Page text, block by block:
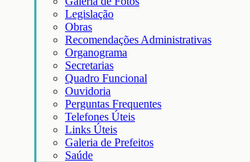
Legislação
Obras
Recomendações Administrativas
Organograma
Secretarias
Quadro Funcional
Ouvidoria
Perguntas Frequentes
Telefones Úteis
Links Úteis
Galeria de Prefeitos
Saúde